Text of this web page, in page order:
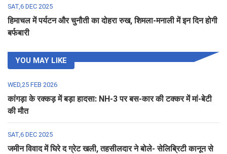
SAT,6 DEC 2025
हिमाचल में पर्यटन और चुनौती का दोहरा रुख, शिमला-मनाली में इन दिन होगी
बर्फबारी
YOU MAY LIKE
WED,25 FEB 2026
कांगड़ा के रक्कड़ में बड़ा हादसा: NH-3 पर बस-कार की टक्कर में मां-बेटी
की मौत
SAT,6 DEC 2025
जमीन विवाद में घिरे द ग्रेट खली, तहसीलदार ने बोले- सेलिब्रिटी कानून से